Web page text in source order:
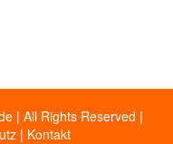
| All Rights Reserved |
| Kontakt